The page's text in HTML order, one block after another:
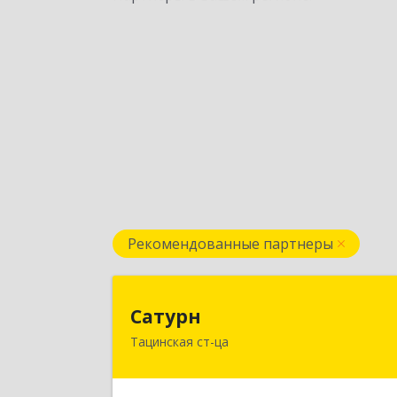
Рекомендованные партнеры
Сатурн
Тацинская ст-ца347060, Ростовская область,